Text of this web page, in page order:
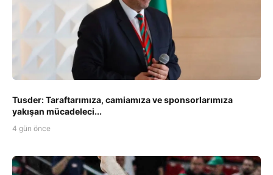
Tusder: Taraftarımıza, camiamıza ve sponsorlarımıza
yakışan mücadeleci...
4 gün önce